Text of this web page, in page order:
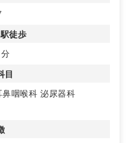
がすでに診療しており、
あるため、診療科目間での
スを確保しており、車で
って安心して通院できる環
徒歩
目
鼻咽喉科 泌尿器科